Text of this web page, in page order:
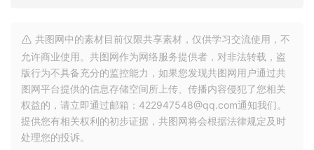
共图网中的素材目前仅限共享素材，仅供学习交流使用，不
允许商业使用。共图网作为网络服务提供者，对非法转载，盗
版行为不具备充分的监控能力，如果您发现共图网用户通过共
图网平台提供的信息存储空间所上传、传播内容侵犯了您相关
权益的，请立即通过邮箱：422947548@qq.com通知我们。
提供您有相关权利的初步证据，共图网将会根据法律规定及时
处理您的投诉。